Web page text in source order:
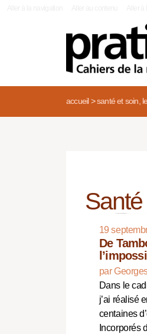
accueil> santé et soin,
19
De
par
Dans le
j’ai réalisé
centaines
Incorporés